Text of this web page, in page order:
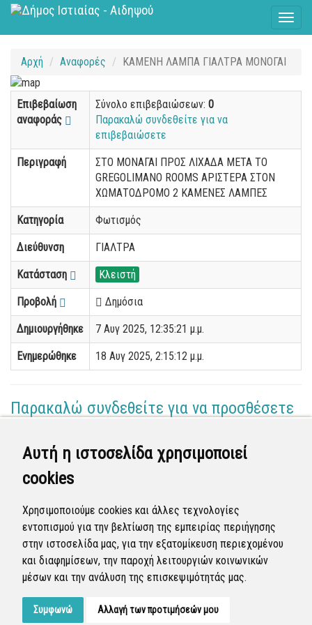
Αυτή η ιστοσελίδα χρησιμοποιεί
cookies
Χρησιμοποιούμε cookies και άλλες τεχνολογίες
εντοπισμού για την βελτίωση της εμπειρίας περιήγησης
στην ιστοσελίδα μας, για την εξατομίκευση περιεχομένου
και διαφημίσεων, την παροχή λειτουργιών κοινωνικών
μέσων και την ανάλυση της επισκεψιμότητάς μας.
Συμφωνώ Αλλαγή των προτιμήσεών μου
Αρχή Αναφορές ΚΑΜΕΝΗ ΛΑΜΠΑ ΓΙΑΛΤΡΑ ΜΟΝΟΓΑΙ
Επιβεβαίωση
αναφοράς
Σύνολο επιβεβαιώσεων: 0
Παρακαλώ συνδεθείτε για να
επιβεβαιώσετε
Περιγραφή
ΣΤΟ ΜΟΝΑΓΑΙ ΠΡΟΣ ΛΙΧΑΔΑ ΜΕΤΑ ΤΟ
GREGOLIMANO ROOMS ΑΡΙΣΤΕΡΑ ΣΤΟΝ
ΧΩΜΑΤΟΔΡΟΜΟ 2 ΚΑΜΕΝΕΣ ΛΑΜΠΕΣ
Κατηγορία Φωτισμός
Διεύθυνση ΓΙΑΛΤΡΑ
Κατάσταση Κλειστή
Προβολή Δημόσια
Δημιουργήθηκε 7 Αυγ 2025, 12:35:21 μ.μ.
Ενημερώθηκε 18 Αυγ 2025, 2:15:12 μ.μ.
Παρακαλώ συνδεθείτε για να προσθέσετε
(Επόπτης)
15 Αυγ 2025 - 14:45
Ολοκληρώθηκε η διεκπεραίωση της αναφοράς από
τον Δήμο.